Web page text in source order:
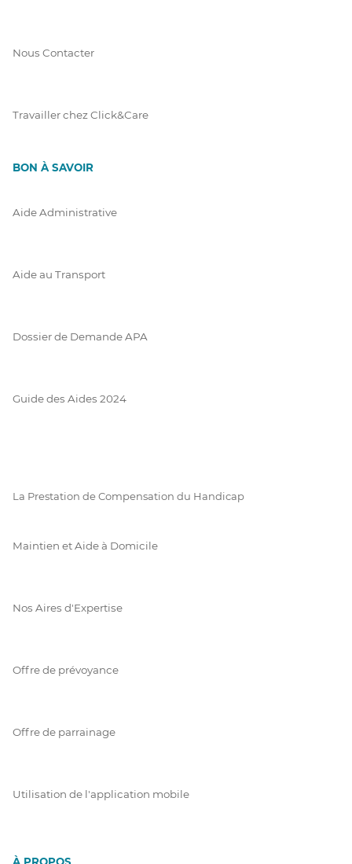
Nous Contacter
Travailler chez Click&Care
BON À SAVOIR
Aide Administrative
Aide au Transport
Dossier de Demande APA
Guide des Aides 2024
La Prestation de Compensation du Handicap
Maintien et Aide à Domicile
Nos Aires d'Expertise
Offre de prévoyance
Offre de parrainage
Utilisation de l'application mobile